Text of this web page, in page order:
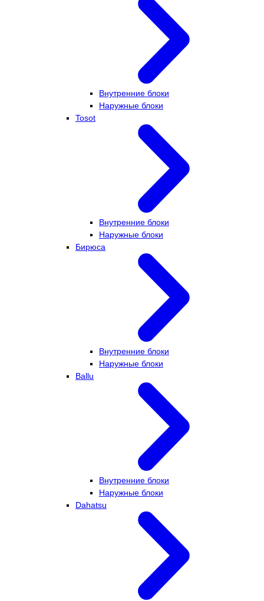
Внутренние блоки
Наружные блоки
Tosot
Внутренние блоки
Наружные блоки
Бирюса
Внутренние блоки
Наружные блоки
Ballu
Внутренние блоки
Наружные блоки
Dahatsu